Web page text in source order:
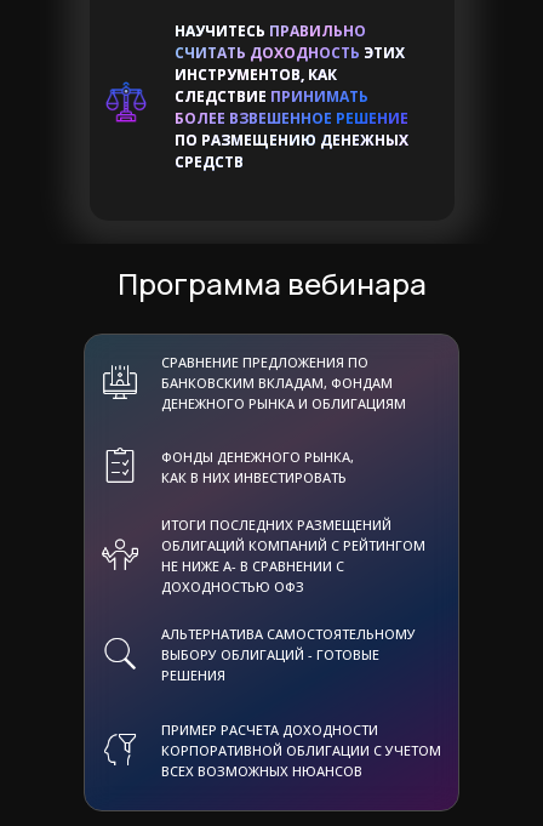
НАУЧИТЕСЬ ПРАВИЛЬНО
СЧИТАТЬ ДОХОДНОСТЬ ЭТИХ
ИНСТРУМЕНТОВ, КАК
СЛЕДСТВИЕ ПРИНИМАТЬ
БОЛЕЕ ВЗВЕШЕННОЕ РЕШЕНИЕ
ПО РАЗМЕЩЕНИЮ ДЕНЕЖНЫХ
СРЕДСТВ
Программа вебинара
ПРИМЕР РАСЧЕТА ДОХОДНОСТИ
КОРПОРАТИВНОЙ ОБЛИГАЦИИ С УЧЕТОМ
ВСЕХ ВОЗМОЖНЫХ НЮАНСОВ
ФОНДЫ ДЕНЕЖНОГО РЫНКА,
КАК В НИХ ИНВЕСТИРОВАТЬ
ИТОГИ ПОСЛЕДНИХ РАЗМЕЩЕНИЙ
ОБЛИГАЦИЙ КОМПАНИЙ С РЕЙТИНГОМ
НЕ НИЖЕ А- В СРАВНЕНИИ С
ДОХОДНОСТЬЮ ОФЗ
СРАВНЕНИЕ ПРЕДЛОЖЕНИЯ ПО
БАНКОВСКИМ ВКЛАДАМ, ФОНДАМ
ДЕНЕЖНОГО РЫНКА И ОБЛИГАЦИЯМ
АЛЬТЕРНАТИВА САМОСТОЯТЕЛЬНОМУ
ВЫБОРУ ОБЛИГАЦИЙ - ГОТОВЫЕ
РЕШЕНИЯ
Работает на фондовом рынке с 2004
года непосредственно по
сопровождению клиентов. Является
квалифицированным инвестором.
Эксперт в области таких
страхование, пенсионные продукты,
акции и облигации. В работе
придерживается инвестиционных
За свою карьеру Ольга провела
около 2000 лекций, семинаров,
открытых встреч, как для клиентов
Ольга Кокшарова
Руководитель Архангельского
отделения АЛОР БРОКЕР